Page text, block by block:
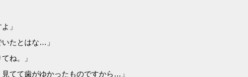
」
たとはな…」
ね。」
てて歯がゆかったものですから…」